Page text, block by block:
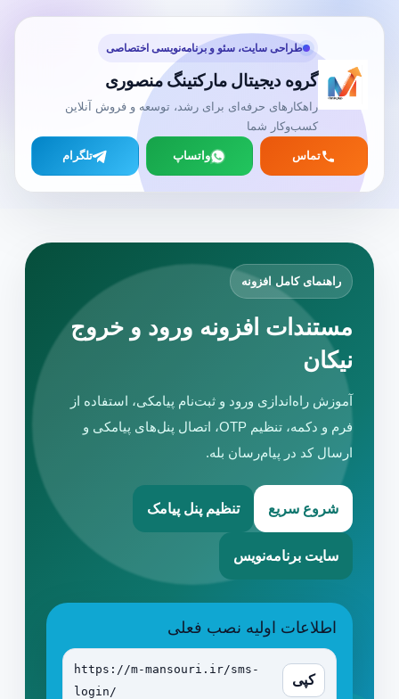
طراحی سایت، سئو و برنامه‌نویسی اختصاصی
گروه دیجیتال مارکتینگ منصوری
راهکارهای حرفه‌ای برای رشد، توسعه و فروش آنلاین
کسب‌وکار شما
تماس واتساپ تلگرام
راهنمای کامل افزونه
مستندات افزونه ورود و خروج
نیکان
آموزش راه‌اندازی ورود و ثبت‌نام پیامکی، استفاده از
فرم و دکمه، تنظیم OTP، اتصال پنل‌های پیامکی و
ارسال کد در پیام‌رسان بله.
شروع سریع تنظیم پنل پیامک
سایت برنامه‌نویس
اطلاعات اولیه نصب فعلی
https://m-mansouri.ir/sms-
login/
کپی